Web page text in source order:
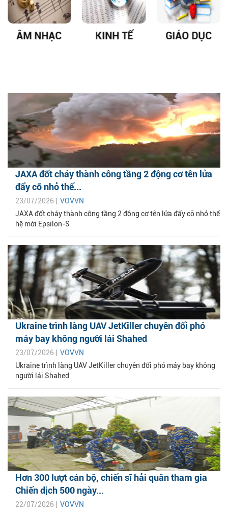
ÂM NHẠC KINH TẾ GIÁO DỤC
JAXA đốt cháy thành công tầng 2 động cơ tên lửa
đẩy cỡ nhỏ thế...
23/07/2026 | VOVVN
JAXA đốt cháy thành công tầng 2 động cơ tên lửa đẩy cỡ nhỏ thế
hệ mới Epsilon-S
Ukraine trình làng UAV JetKiller chuyên đối phó
máy bay không người lái Shahed
23/07/2026 | VOVVN
Ukraine trình làng UAV JetKiller chuyên đối phó máy bay không
người lái Shahed
Hơn 300 lượt cán bộ, chiến sĩ hải quân tham gia
Chiến dịch 500 ngày...
22/07/2026 | VOVVN